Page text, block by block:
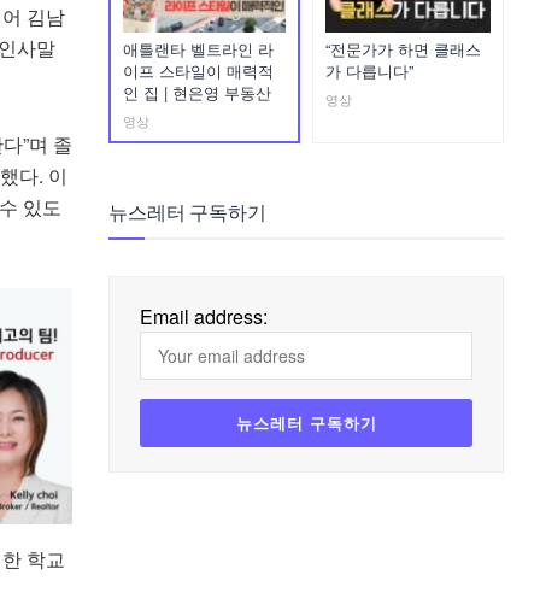
김남
사말
”며 졸
다. 이
있도
학교
애틀랜타 벨트라인 라
이프 스타일이 매력적
인 집 | 현은영 부동산
영상
“전문가가 하면 클래스
가 다릅니다”
영상
뉴스레터 구독하기
Email address: